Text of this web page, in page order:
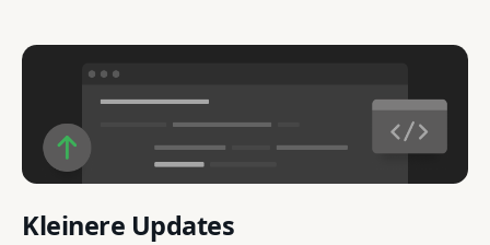
Kleinere Updates